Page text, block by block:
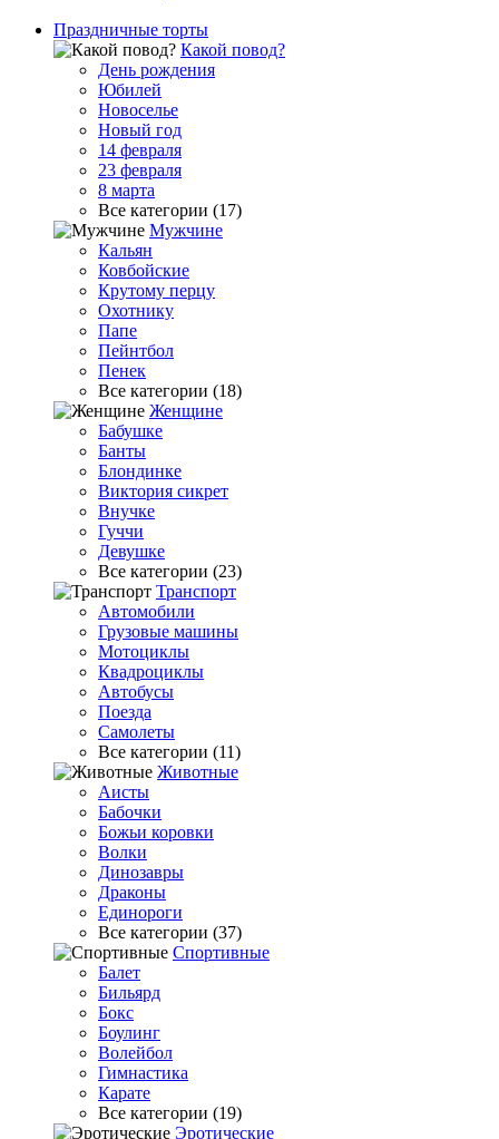
Праздничные торты
Какой повод?
День рождения
Юбилей
Новоселье
Новый год
14 февраля
23 февраля
8 марта
Все категории (17)
Мужчине
Кальян
Ковбойские
Крутому перцу
Охотнику
Папе
Пейнтбол
Пенек
Все категории (18)
Женщине
Бабушке
Банты
Блондинке
Виктория сикрет
Внучке
Гуччи
Девушке
Все категории (23)
Транспорт
Автомобили
Грузовые машины
Мотоциклы
Квадроциклы
Автобусы
Поезда
Самолеты
Все категории (11)
Животные
Аисты
Бабочки
Божьи коровки
Волки
Динозавры
Драконы
Единороги
Все категории (37)
Спортивные
Балет
Бильярд
Бокс
Боулинг
Волейбол
Гимнастика
Карате
Все категории (19)
Эротические